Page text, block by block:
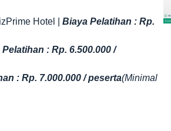
Hotel | Biaya Pelatihan : Rp.
: Rp. 6.500.000 /
: Rp. 7.000.000 / peserta(Minimal